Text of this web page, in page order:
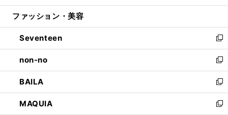
開
ウ
開
く
ン
ウ
で
開
く
ウ
ン
ド
ウ
で
開
く
ファッション・美容
Seventeen
新
し
い
ウ
ィ
ン
ド
non-no
新
し
い
ウ
ィ
BAILA
新
し
い
MAQUIA
新